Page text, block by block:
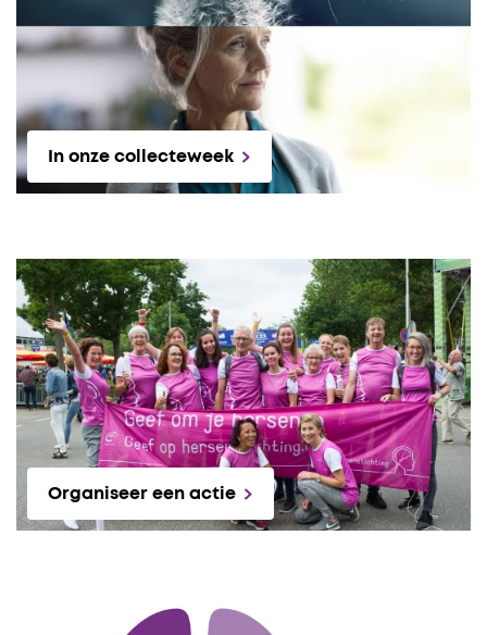
In onze collecteweek
Organiseer een actie